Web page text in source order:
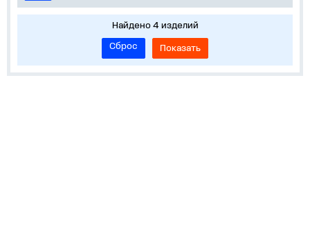
Найдено 4 изделий
Сброс
Показать